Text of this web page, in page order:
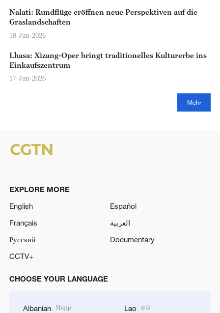
Nalati: Rundflüge eröffnen neue Perspektiven auf die
Graslandschaften
18-Jun-2026
Lhasa: Xizang-Oper bringt traditionelles Kulturerbe ins
Einkaufszentrum
17-Jun-2026
Mehr
EXPLORE MORE
English
Español
Français
العربية
Русский
Documentary
CCTV+
CHOOSE YOUR LANGUAGE
Albanian Shqip Lao ລາວ